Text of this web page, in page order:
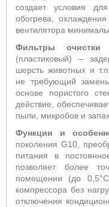
создает условия
обогрева,
вентилятора
Фильтры очистки
(пластиковый) –
шерсть животных и
не требующий
основе пористого
действие,
пыли, микробов и
Функции и
поколения G10,
питания в
позволяет более
помещении (до
компрессора без
отключения